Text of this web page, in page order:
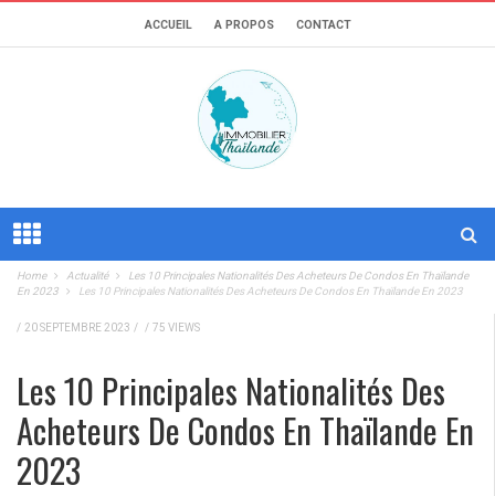
ACCUEIL A PROPOS CONTACT
Home Actualité
Les 10 Principales Nationalités Des Acheteurs De Condos En Thaïlande
En 2023
Les 10 Principales Nationalités Des Acheteurs De Condos En Thaïlande En 2023
/ 20 SEPTEMBRE 2023 / / 75 VIEWS
Les 10 Principales Nationalités Des
Acheteurs De Condos En Thaïlande En
2023